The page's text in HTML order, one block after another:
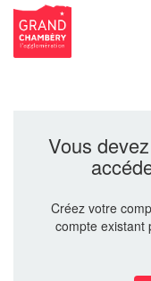
Vous
Créez votre
compte existant